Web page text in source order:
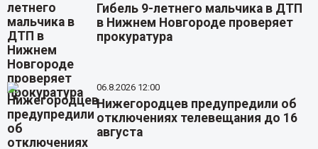
Гибель 9-летнего мальчика в ДТП
в Нижнем Новгороде проверяет
прокуратура
06.8.2026 12:00
Нижегородцев предупредили об
отключениях телевещания до 16
августа